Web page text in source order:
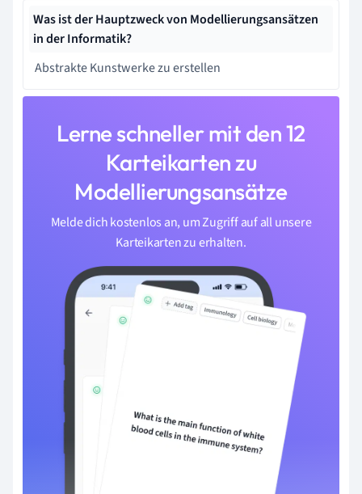
Was ist der Hauptzweck von Modellierungsansätzen
in der Informatik?
Abstrakte Kunstwerke zu erstellen
Lerne schneller mit den 12
Karteikarten zu
Modellierungsansätze
Melde dich kostenlos an, um Zugriff auf all unsere
Karteikarten zu erhalten.